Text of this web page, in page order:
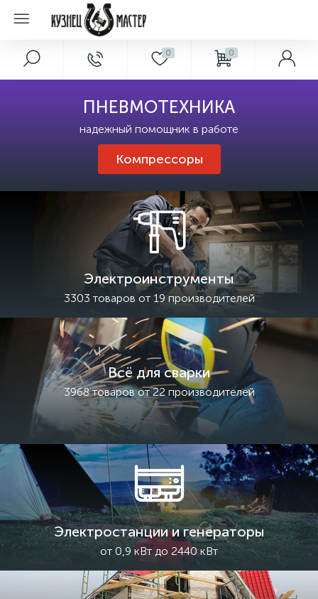
0 0
ПНЕВМОТЕХНИКА
надежный помощник в работе
Компрессоры
Электроинструменты
3303 товаров от 19 производителей
Всё для сварки
3968 товаров от 22 производителей
Электростанции и генераторы
от 0,9 кВт до 2440 кВт